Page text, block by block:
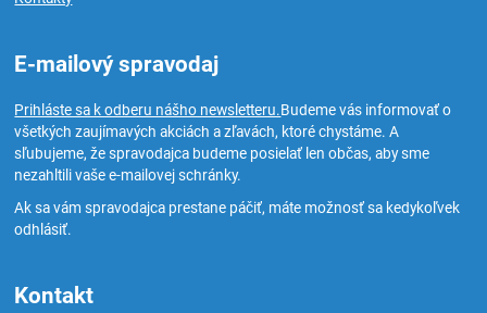
E-mailový spravodaj
Prihláste sa k odberu nášho newsletteru.Budeme vás informovať o
všetkých zaujímavých akciách a zľavách, ktoré chystáme. A
sľubujeme, že spravodajca budeme posielať len občas, aby sme
nezahltili vaše e-mailovej schránky.
Ak sa vám spravodajca prestane páčiť, máte možnosť sa kedykoľvek
odhlásiť.
Kontakt